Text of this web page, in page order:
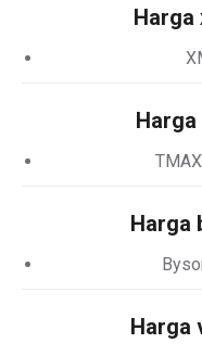
Harga
Harga
Harga